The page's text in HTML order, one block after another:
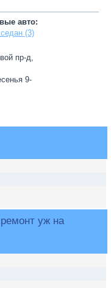
авто:
(3)
пр-д,
9-
уж на